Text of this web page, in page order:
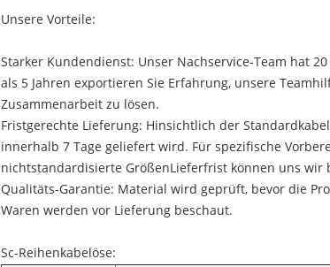
Unsere Vorteile:
Starker Kundendienst: Unser Nachservice-Team hat
als 5 Jahren exportieren Sie Erfahrung, unsere
Zusammenarbeit zu lösen.
Fristgerechte Lieferung: Hinsichtlich der
innerhalb 7 Tage geliefert wird. Für spezifische
nichtstandardisierte GrößenLieferfrist können uns wir
Qualitäts-Garantie: Material wird geprüft, bevor die
Waren werden vor Lieferung beschaut.
Sc-Reihenkabelöse: